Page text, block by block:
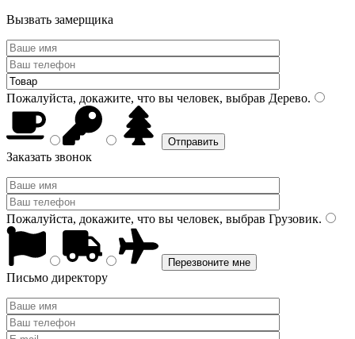
Вызвать замерщика
Пожалуйста, докажите, что вы человек, выбрав Дерево.
Заказать звонок
Пожалуйста, докажите, что вы человек, выбрав Грузовик.
Письмо директору